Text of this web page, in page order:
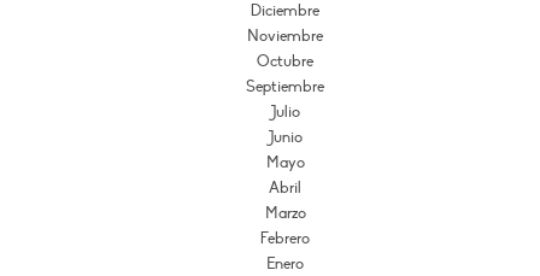
Diciembre
Noviembre
Octubre
Septiembre
Julio
Junio
Mayo
Abril
Marzo
Febrero
Enero